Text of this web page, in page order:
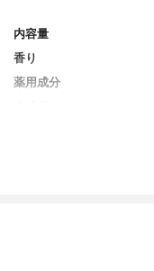
内容量
香り
薬用成分